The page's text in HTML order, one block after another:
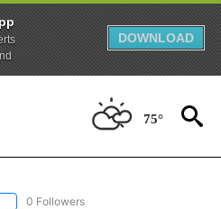
DOWNLOAD
75°
FOLLOW "CNN - SPANISH" TO RECEIVE
0 Followers